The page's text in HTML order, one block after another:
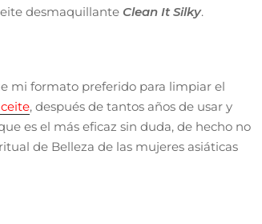
desmaquillante Clean It Silky.
mi formato preferido para limpiar el
, después de tantos años de usar y
es el más eficaz sin duda, de hecho no
de Belleza de las mujeres asiáticas